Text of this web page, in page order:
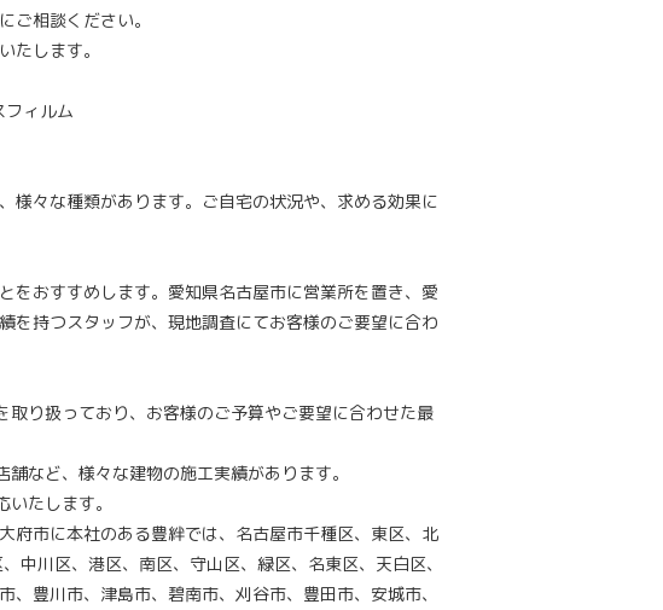
ご相談ください。
たします。
様々な種類があります。ご自宅の状況や、求める効果に
をおすすめします。愛知県名古屋市に営業所を置き、愛
を持つスタッフが、現地調査にてお客様のご要望に合わ
取り扱っており、お客様のご予算やご要望に合わせた最
など、様々な建物の施工実績があります。
たします。
府市に本社のある豊絆では、名古屋市千種区、東区、北
中川区、港区、南区、守山区、緑区、名東区、天白区、
豊川市、津島市、碧南市、刈谷市、豊田市、安城市、